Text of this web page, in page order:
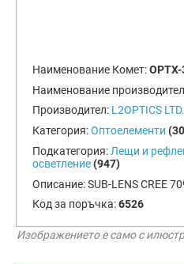
Наименование Комет:OPTX-
Наименование
Производител: L2OPTICS LTD.
Категория:Оптоелементи
Подкатегория: Лещи и
осветление (947)
Описание:SUB-LENS CREE
Код за поръчка:6526
Изображението е само с